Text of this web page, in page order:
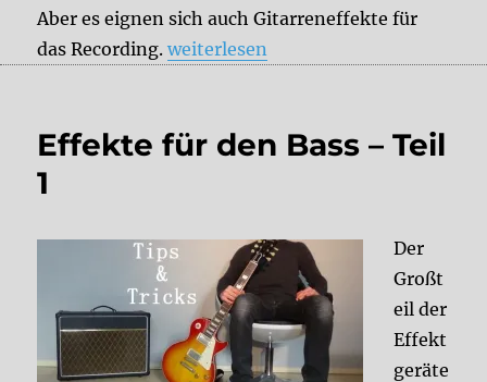
Aber es eignen sich auch Gitarreneffekte für
das Recording.„Effektpedale fürs Recording“
weiterlesen
Effekte für den Bass – Teil
1
Der
Großt
eil der
Effekt
geräte